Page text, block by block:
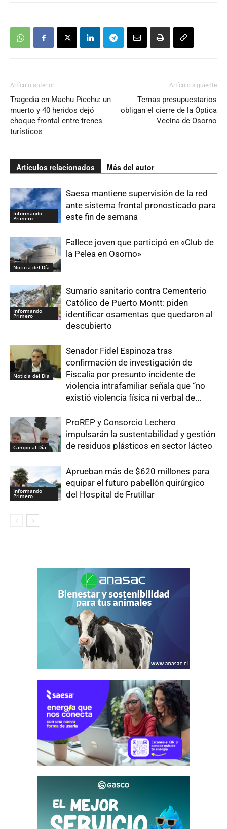
Artículo anterior
Tragedia en Machu Picchu: un
muerto y 40 heridos dejó
choque frontal entre trenes
turísticos
Artículo siguiente
Temas presupuestarios
obligan el cierre de la Óptica
Vecina de Osorno
Artículos relacionados Más del autor
Informando
Primero
Saesa mantiene supervisión de la red
ante sistema frontal pronosticado para
este fin de semana
Noticia del Día
Fallece joven que participó en «Club de
la Pelea en Osorno»
Informando
Primero
Sumario sanitario contra Cementerio
Católico de Puerto Montt: piden
identificar osamentas que quedaron al
descubierto
Noticia del Día
Senador Fidel Espinoza tras
confirmación de investigación de
Fiscalía por presunto incidente de
violencia intrafamiliar señala que “no
existió violencia física ni verbal de...
Campo al Día
ProREP y Consorcio Lechero
impulsarán la sustentabilidad y gestión
de residuos plásticos en sector lácteo
Informando
Primero
Aprueban más de $620 millones para
equipar el futuro pabellón quirúrgico
del Hospital de Frutillar